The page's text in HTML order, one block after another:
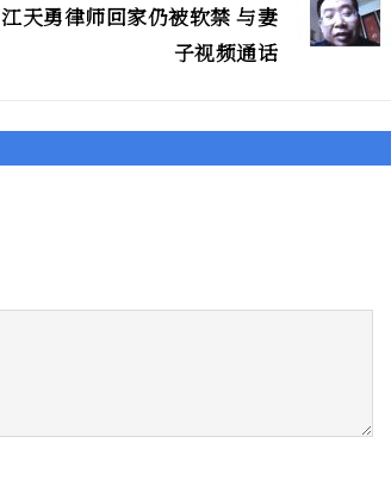
江天勇律师回家仍被软禁 与妻
子视频通话